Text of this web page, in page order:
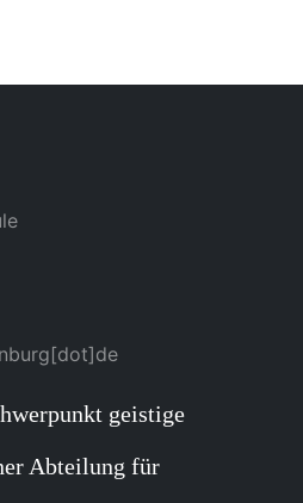
geistige
Abteilung für